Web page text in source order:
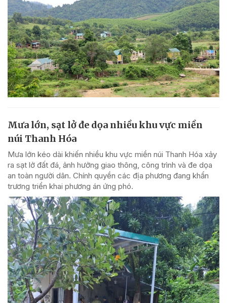
Mưa lớn, sạt lở đe dọa nhiều khu vực miền
núi Thanh Hóa
Mưa lớn kéo dài khiến nhiều khu vực miền núi Thanh Hóa xảy
ra sạt lở đất đá, ảnh hưởng giao thông, công trình và đe dọa
an toàn người dân. Chính quyền các địa phương đang khẩn
trương triển khai phương án ứng phó.